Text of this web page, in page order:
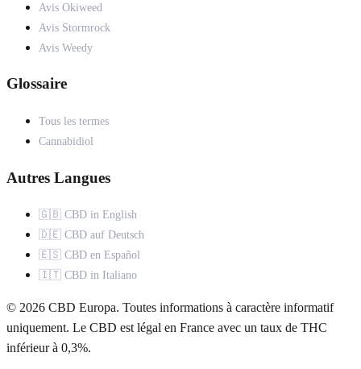
Avis Okiweed
Avis Stormrock
Avis Weedy
Glossaire
Tous les termes
Cannabidiol
Autres Langues
🇬🇧 CBD in English
🇩🇪 CBD auf Deutsch
🇪🇸 CBD en Español
🇮🇹 CBD in Italiano
© 2026 CBD Europa. Toutes informations à caractère informatif
uniquement. Le CBD est légal en France avec un taux de THC
inférieur à 0,3%.